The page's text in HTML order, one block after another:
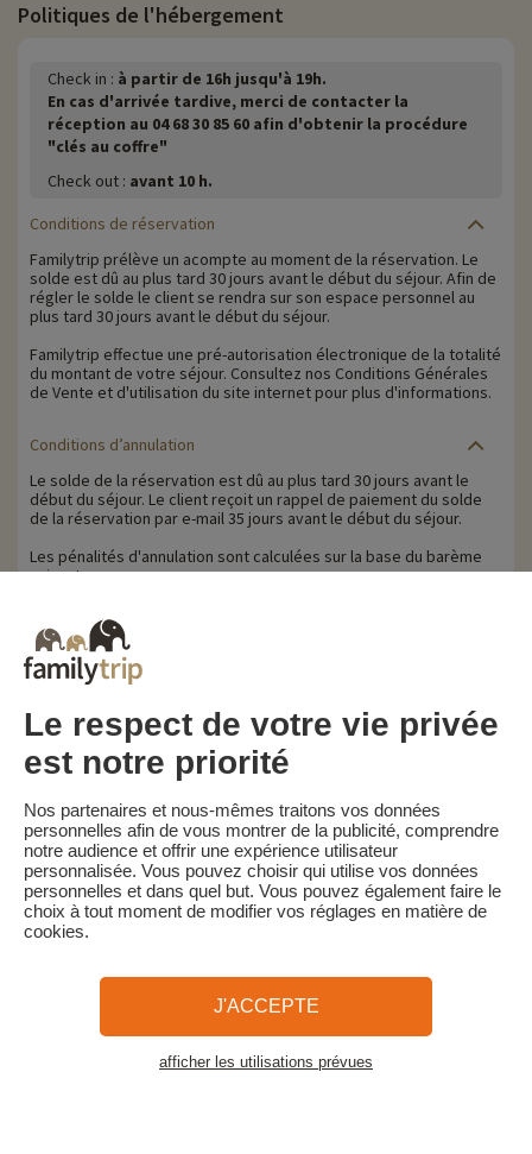
Politiques de l'hébergement
Check in : à partir de 16h jusqu'à 19h.
En cas d'arrivée tardive, merci de contacter la
réception au 04 68 30 85 60 afin d'obtenir la procédure
"clés au coffre"
Check out : avant 10 h.
Conditions de réservation
Familytrip prélève un acompte au moment de la réservation. Le
solde est dû au plus tard 30 jours avant le début du séjour. Afin de
régler le solde le client se rendra sur son espace personnel au
plus tard 30 jours avant le début du séjour.
Familytrip effectue une pré-autorisation électronique de la totalité
du montant de votre séjour. Consultez nos Conditions Générales
de Vente et d'utilisation du site internet pour plus d'informations.
Conditions d’annulation
Le solde de la réservation est dû au plus tard 30 jours avant le
début du séjour. Le client reçoit un rappel de paiement du solde
de la réservation par e-mail 35 jours avant le début du séjour.
Les pénalités d'annulation sont calculées sur la base du barème
suivant :
• Annulation entre 30 et 21 jours avant la date de début du séjour :
25% du montant du séjour est conservé
• Annulation entre 20 et 14 jours avant la date de début du séjour :
50% du montant du séjour est conservé
• Annulation entre 13 et 8 jours avant la date de début du séjour :
75% du montant du séjour est conservé
• Annulation de moins de 7 jours avant la date de début du séjour
ou non présentation : 100% du montant du séjour est conservé
Familytrip vous conseille de souscrire l'assurance annulation de
son partenaire AREAS Assurances. Souscrivez au moment de la
réservation ou dans les 24h suivant votre réservation par
téléphone.
CGV et Charte de Confidentialité
La Presse parle de nous
Plan du site
Le respect de votre vie privée
est notre priorité
Nos partenaires et nous-mêmes traitons vos données
personnelles afin de vous montrer de la publicité, comprendre
notre audience et offrir une expérience utilisateur
personnalisée. Vous pouvez choisir qui utilise vos données
personnelles et dans quel but. Vous pouvez également faire le
choix à tout moment de modifier vos réglages en matière de
cookies.
J'ACCEPTE
afficher les utilisations prévues